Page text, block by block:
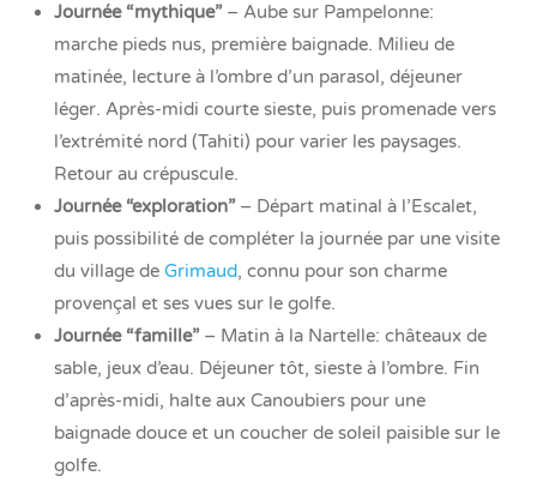
Journée “mythique”– Aube sur Pampelonne:
marche pieds nus, première baignade. Milieu de
matinée, lecture à l’ombre d’un parasol, déjeuner
léger. Après-midi courte sieste, puis promenade vers
l’extrémité nord (Tahiti) pour varier les paysages.
Retour au crépuscule.
Journée “exploration”– Départ matinal à l’Escalet,
puis possibilité de compléter la journée par une visite
du village de Grimaud, connu pour son charme
provençal et ses vues sur le golfe.
Journée “famille”– Matin à la Nartelle: châteaux de
sable, jeux d’eau. Déjeuner tôt, sieste à l’ombre. Fin
d’après-midi, halte aux Canoubiers pour une
baignade douce et un coucher de soleil paisible sur le
golfe.